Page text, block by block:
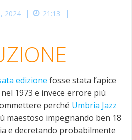
2024 | 21:13 |
edizione fosse stata l’apice
1973 e invece errore più
perché Umbria Jazz
maestoso impegnando ben 18
e decretando probabilmente